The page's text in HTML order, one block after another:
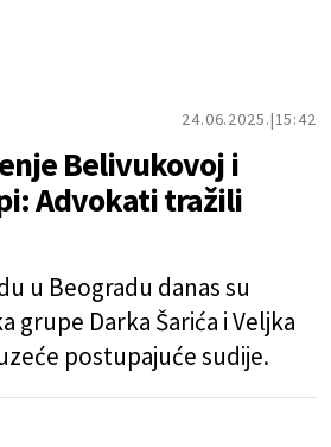
24.06.2025. 15:42
Belivukovoj i
Advokati tražili
u Beogradu danas su
grupe Darka Šarića i Veljka
postupajuće sudije.